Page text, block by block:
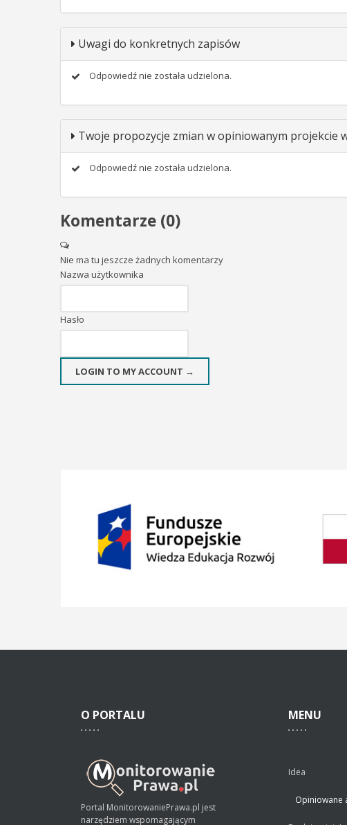
Uwagi do konkretnych zapisów
Odpowiedź nie została udzielona.
Twoje propozycje zmian w opiniowanym projekcie
Odpowiedź nie została udzielona.
Komentarze (0)
Nie ma tu jeszcze żadnych komentarzy
Nazwa użytkownika
Hasło
LOGIN TO MY ACCOUNT →
O PORTALU
Portal MonitorowaniePrawa.pl jest
narzędziem wspomagającym
MENU
Idea
Opiniowane